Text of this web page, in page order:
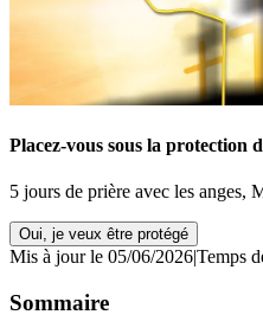
Placez-vous sous la protection
5 jours de prière avec les anges,
Oui, je veux être protégé
Mis à jour le 05/06/2026|Temps
Sommaire